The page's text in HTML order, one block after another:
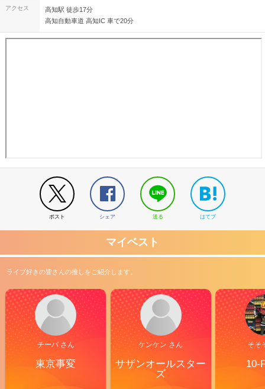
アクセス
高知駅 徒歩17分
高知自動車道 高知IC 車で20分
ポスト シェア 送る はてブ
マイベスト
ライブ好きの皆さんの推しをご紹介します。
チーバ さん
東京事変
ケンケン さん
サザンオールスター
ズ
そそ
10-